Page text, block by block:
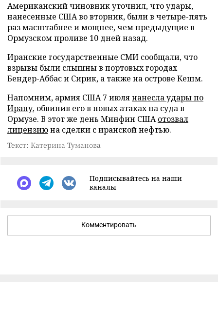
Американский чиновник уточнил, что удары,
нанесенные США во вторник, были в четыре-пять
раз масштабнее и мощнее, чем предыдущие в
Ормузском проливе 10 дней назад.
Иранские государственные СМИ сообщали, что
взрывы были слышны в портовых городах
Бендер-Аббас и Сирик, а также на острове Кешм.
Напомним, армия США 7 июлянанесла удары по
Ирану, обвинив его в новых атаках на суда в
Ормузе. В этот же день Минфин СШАотозвал
лицензиюна сделки с иранской нефтью.
Текст: Катерина Туманова
Подписывайтесь на наши
каналы
Комментировать